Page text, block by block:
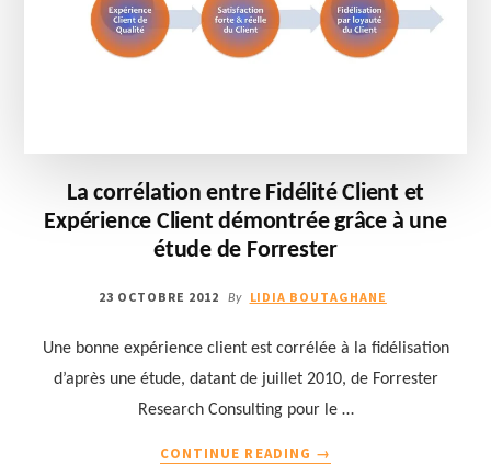
La corrélation entre Fidélité Client et
Expérience Client démontrée grâce à une
étude de Forrester
23 OCTOBRE 2012 By LIDIA BOUTAGHANE
Une bonne expérience client est corrélée à la fidélisation
d’après une étude, datant de juillet 2010, de Forrester
Research Consulting pour le …
CONTINUE READING →